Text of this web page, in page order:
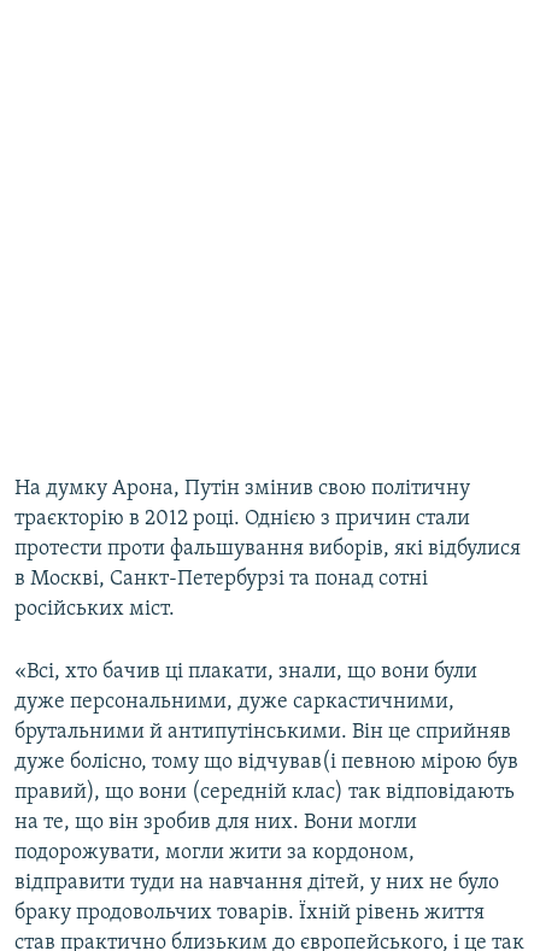
На думку Арона, Путін змінив свою політичну
траєкторію в 2012 році. Однією з причин стали
протести проти фальшування виборів, які відбулися
в Москві, Санкт-Петербурзі та понад сотні
російських міст.
«Всі, хто бачив ці плакати, знали, що вони були
дуже персональними, дуже саркастичними,
брутальними й антипутінськими. Він це сприйняв
дуже болісно, тому що відчував(і певною мірою був
правий), що вони (середній клас) так відповідають
на те, що він зробив для них. Вони могли
подорожувати, могли жити за кордоном,
відправити туди на навчання дітей, у них не було
браку продовольчих товарів. Їхній рівень життя
став практично близьким до європейського, і це так